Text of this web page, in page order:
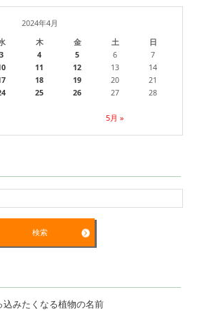
2024年4月
木 金 土 日
5月 »
3 4 5 6
7
11 12 13
14
18 19 20
21
25 26 27
28
込みたくなる植物の名前